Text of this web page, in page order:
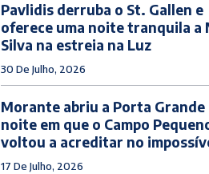
Pavlidis derruba o St. Gallen e
oferece uma noite tranquila a
Silva na estreia na Luz
30 De Julho, 2026
Morante abriu a Porta Grande
noite em que o Campo
voltou a acreditar no
17 De Julho, 2026